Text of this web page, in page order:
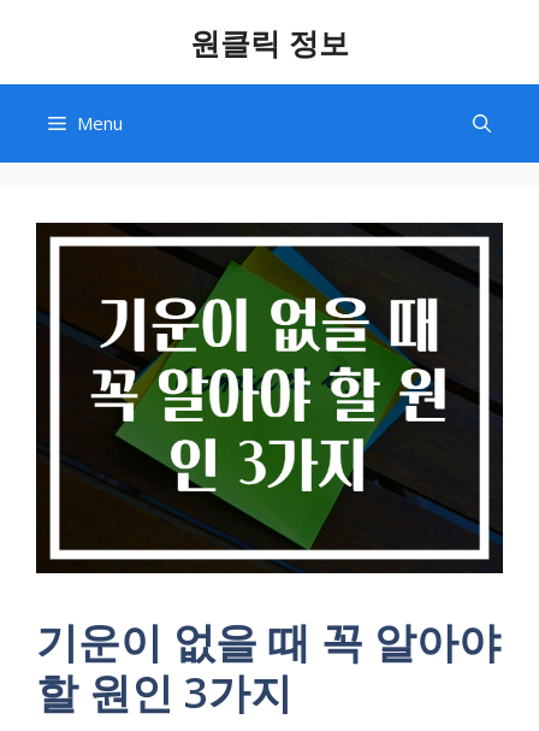
content
원클릭 정보
Menu
기운이 없을 때 꼭 알아야
할 원인 3가지